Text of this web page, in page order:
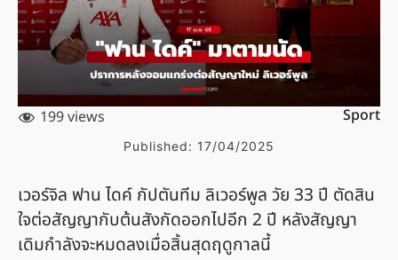
199 views Sport
Published: 17/04/2025
เวอร์จิล ฟาน ไดค์ กัปตันทีม ลิเวอร์พูล วัย 33 ปี ตัดสิน
ใจต่อสัญญากับต้นสังกัดออกไปอีก 2 ปี หลังสัญญา
เดิมกำลังจะหมดลงเมื่อสิ้นสุดฤดูกาลนี้